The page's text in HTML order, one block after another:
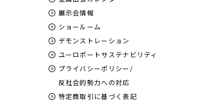
展示会情報
ショールーム
デモンストレーション
ユーロポートサステナビリティ
プライバシーポリシー/
反社会的勢力への対応
特定商取引に基づく表記